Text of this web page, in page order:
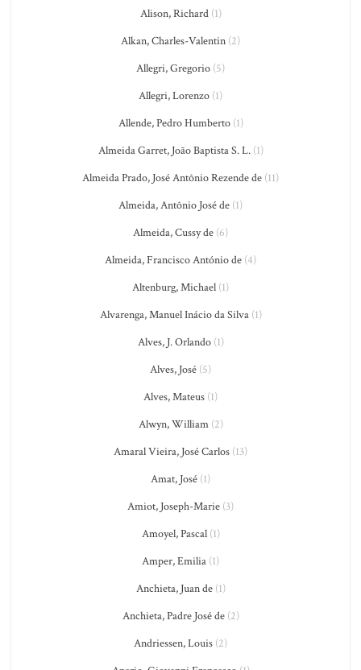
Alison, Richard(1)
Alkan, Charles-Valentin (2)
Allegri, Gregorio (5)
Allegri, Lorenzo (1)
Allende, Pedro Humberto(1)
Almeida Garret, João Baptista S. L.(1)
Almeida Prado, José Antônio Rezende de (11)
Almeida, Antônio José de (1)
Almeida, Cussy de (6)
Almeida, Francisco António de (4)
Altenburg, Michael (1)
Alvarenga, Manuel Inácio da Silva(1)
Alves, J. Orlando(1)
Alves, José (5)
Alves, Mateus (1)
Alwyn, William(2)
Amaral Vieira, José Carlos (13)
Amat, José (1)
Amiot, Joseph-Marie (3)
Amoyel, Pascal(1)
Amper, Emilia (1)
Anchieta, Juan de(1)
Anchieta, Padre José de(2)
Andriessen, Louis (2)